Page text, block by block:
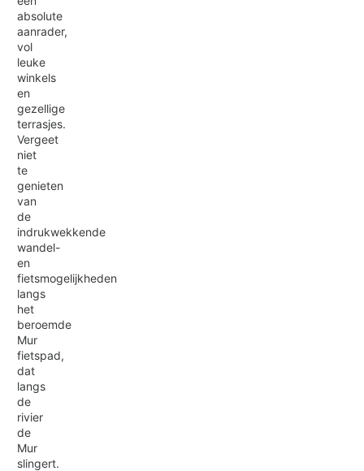
absolute
aanrader,
vol
leuke
winkels
en
gezellige
terrasjes.
Vergeet
niet
te
genieten
van
de
indrukwekkende
wandel-
en
fietsmogelijkheden
langs
het
beroemde
Mur
fietspad,
dat
langs
de
rivier
de
Mur
slingert.